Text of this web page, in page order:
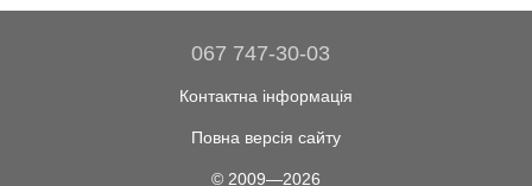
067 747-30-03
Контактна інформація
Повна версія сайту
© 2009—2026